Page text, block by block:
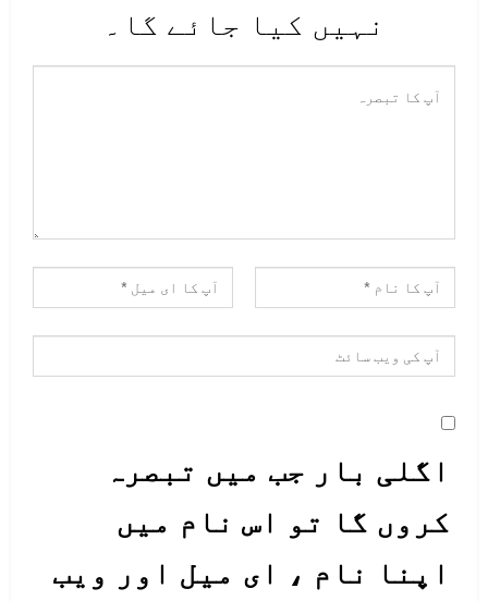
نہیں کیا جائے گا۔
اگلی بار جب میں تبصرہ
کروں گا تو اس نام میں
اپنا نام ، ای میل اور ویب